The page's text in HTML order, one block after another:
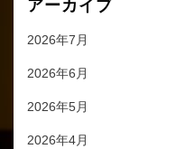
アーカイブ
2026年7月
2026年6月
2026年5月
2026年4月